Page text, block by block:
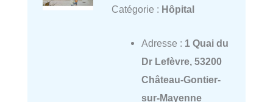
Catégorie : Hôpital
Adresse : 1 Quai du
Dr Lefèvre, 53200
Château-Gontier-
sur-Mayenne